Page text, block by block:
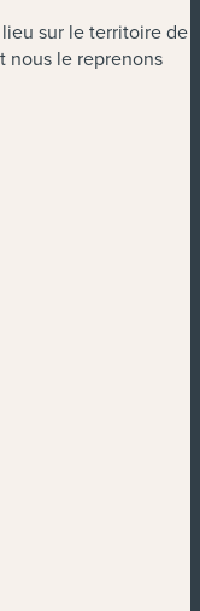
sur le territoire de
nous le reprenons